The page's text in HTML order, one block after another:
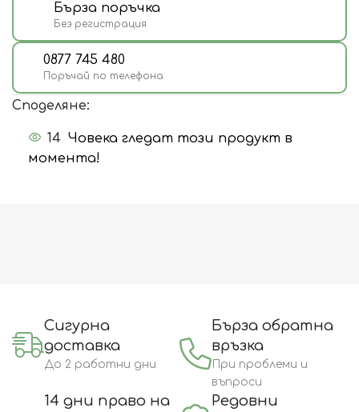
Бърза поръчка
Без регистрация
0877 745 480
Поръчай по телефона
Споделяне:
14 Човека гледат този продукт в
момента!
Сигурна
доставка
До 2 работни дни
Бърза обратна
връзка
При проблеми и
въпроси
14 дни право на
Редовни